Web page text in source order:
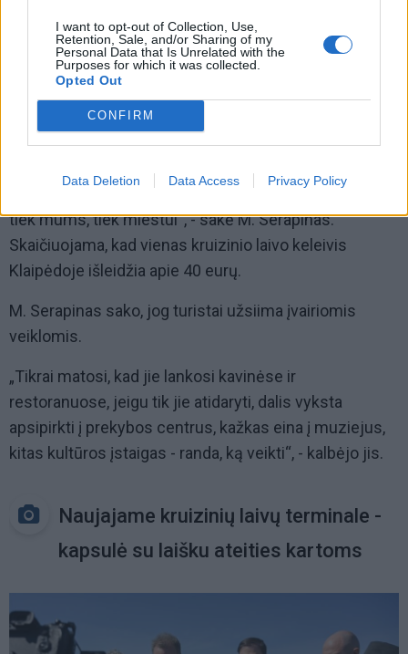
I want to opt-out of Collection, Use,
Retention, Sale, and/or Sharing of my
Personal Data that Is Unrelated with the
Purposes for which it was collected.
Opted Out
CONFIRM
Data Deletion Data Access Privacy Policy
„Vežėjai gali investuoti į geresnius autobusus, nes tie,
kurie turės kokybiškesnį transportą, galės užsidirbti
daugiau pinigų“, - teigia M. Serapinas.
Jo manymu, papildomas veiklas gali generuoti ir
„Turistų bus daugiau, žiūrėsime, kaip seksis tvarkytis
tiek mums, tiek miestui“, - sakė M. Serapinas.
Skaičiuojama, kad vienas kruizinio laivo keleivis
Klaipėdoje išleidžia apie 40 eurų.
M. Serapinas sako, jog turistai užsiima įvairiomis
veiklomis.
„Tikrai matosi, kad jie lankosi kavinėse ir
restoranuose, jeigu tik jie atidaryti, dalis vyksta
apsipirkti į prekybos centrus, kažkas eina į muziejus,
kitas kultūros įstaigas - randa, ką veikti“, - kalbėjo jis.
Naujajame kruizinių laivų terminale -
kapsulė su laišku ateities kartoms